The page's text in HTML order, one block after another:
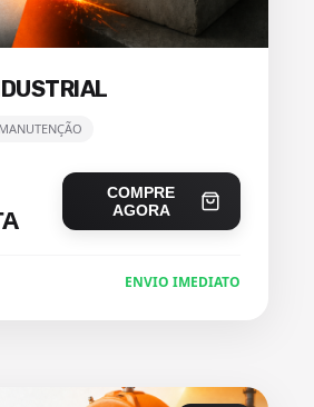
MANUTENÇÃO
COMPRE
AGORA
ENVIO IMEDIATO